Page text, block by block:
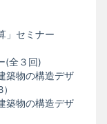
」セミナー
(全３回)
築物の構造デザ
築物の構造デザ